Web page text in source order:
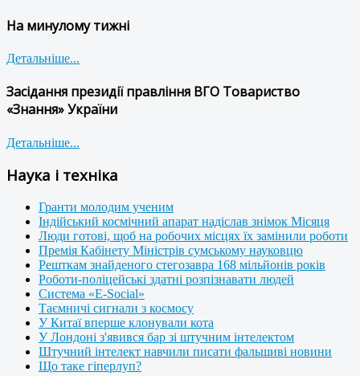
На минулому тижні
Детальніше...
Засідання президії правління ВГО Товариство
«Знання» України
Детальніше...
Наука і техніка
Гранти молодим ученим
Індійський космічний апарат надіслав знімок Місяця
Люди готові, щоб на робочих місцях їх замінили роботи
Премія Кабінету Міністрів сумському науковцю
Решткам знайденого стегозавра 168 мільйонів років
Роботи-поліцейські здатні розпізнавати людей
Система «E-Social»
Таємничі сигнали з космосу
У Китаї вперше клонували кота
У Лондоні з'явився бар зі штучним інтелектом
Штучний інтелект навчили писати фальшиві новини
Що таке гіперлуп?